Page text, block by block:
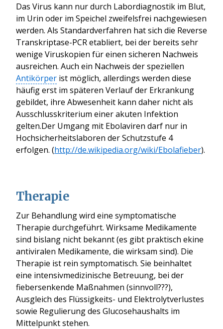
Das Virus kann nur durch Labordiagnostik im Blut,
im Urin oder im Speichel zweifelsfrei nachgewiesen
werden. Als Standardverfahren hat sich die Reverse
Transkriptase-PCR etabliert, bei der bereits sehr
wenige Viruskopien für einen sicheren Nachweis
ausreichen. Auch ein Nachweis der speziellen
Antikörper ist möglich, allerdings werden diese
häufig erst im späteren Verlauf der Erkrankung
gebildet, ihre Abwesenheit kann daher nicht als
Ausschlusskriterium einer akuten Infektion
gelten.Der Umgang mit Ebolaviren darf nur in
Hochsicherheitslaboren der Schutzstufe 4
erfolgen. (http://de.wikipedia.org/wiki/Ebolafieber).
Therapie
Zur Behandlung wird eine symptomatische
Therapie durchgeführt. Wirksame Medikamente
sind bislang nicht bekannt (es gibt praktisch ekine
antiviralen Medikamente, die wirksam sind). Die
Therapie ist rein symptomatisch. Sie beinhaltet
eine intensivmedizinische Betreuung, bei der
fiebersenkende Maßnahmen (sinnvoll???),
Ausgleich des Flüssigkeits- und Elektrolytverlustes
sowie Regulierung des Glucosehaushalts im
Mittelpunkt stehen.